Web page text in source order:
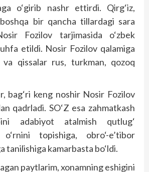
o‘girib nashr ettirdi. Qirg‘iz,
bir qancha tillardagi sara
Fozilov tarjimasida o‘zbek
etildi. Nosir Fozilov qalamiga
va qissalar rus, turkman, qozoq
bag‘ri keng noshir Nosir Fozilov
qadrladi. SO‘Z esa zahmatkash
adabiyot atalmish qutlug‘
topishiga, obro‘-e’tibor
tanilishiga kamarbasta bo‘ldi.
paytlarim, xonamning eshigini